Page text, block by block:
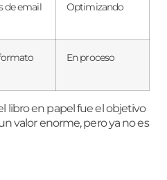
de email
Optimizando
En proceso
libro en papel fue el objetivo
valor enorme, pero ya no es